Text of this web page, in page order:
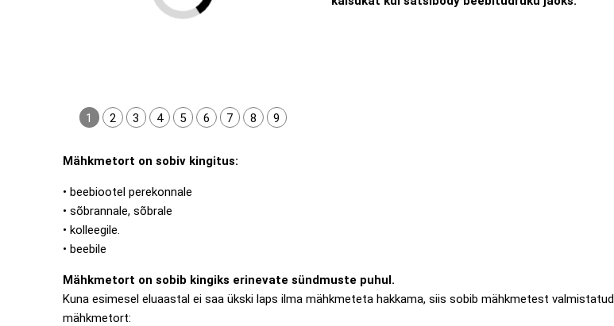
1 2 3 4 5 6 7 8 9
Mähkmetort on sobiv kingitus:
• beebiootel perekonnale
• sõbrannale, sõbrale
• kolleegile.
• beebile
Mähkmetort on sobib kingiks erinevate sündmuste puhul.
Kuna esimesel eluaastal ei saa ükski laps ilma mähkmeteta hakkama, siis sobib mähkmetest valmistatud
mähkmetort: